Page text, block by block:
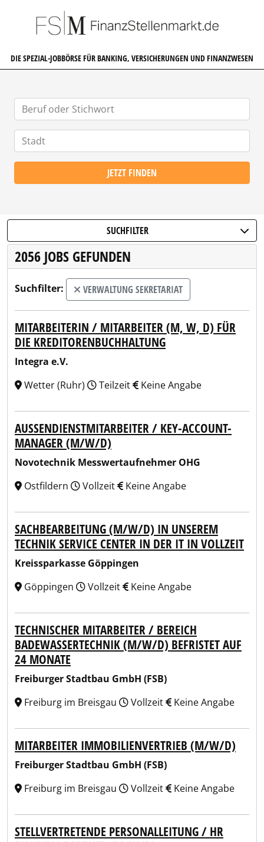
DIE SPEZIAL-JOBBÖRSE FÜR BANKING, VERSICHERUNGEN UND FINANZWESEN
JETZT FINDEN
SUCHFILTER
2056 JOBS GEFUNDEN
Suchfilter: VERWALTUNG SEKRETARIAT
MITARBEITERIN / MITARBEITER (M, W, D) FÜR
DIE KREDITORENBUCHHALTUNG
Integra e.V.
Wetter (Ruhr)
Teilzeit Keine Angabe
AUSSENDIENSTMITARBEITER / KEY-ACCOUNT-M
ANAGER (M/W/D)
Novotechnik Messwertaufnehmer OHG
Ostfildern
Vollzeit Keine Angabe
SACHBEARBEITUNG (M/W/D) IN UNSEREM
TECHNIK SERVICE CENTER IN DER IT IN VOLLZEIT
Kreissparkasse Göppingen
Göppingen
Vollzeit Keine Angabe
TECHNISCHER MITARBEITER / BEREICH
BADEWASSERTECHNIK (M/W/D) BEFRISTET AUF
24 MONATE
Freiburger Stadtbau GmbH (FSB)
Freiburg im Breisgau
Vollzeit Keine Angabe
MITARBEITER IMMOBILIENVERTRIEB (M/W/D)
Freiburger Stadtbau GmbH (FSB)
Freiburg im Breisgau
Vollzeit Keine Angabe
STELLVERTRETENDE PERSONALLEITUNG / HR